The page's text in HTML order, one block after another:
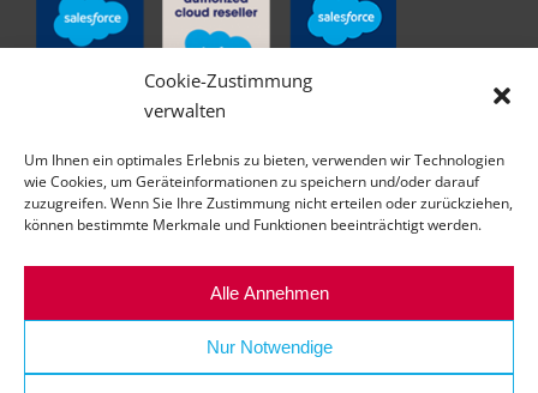
Cookie-Zustimmung
verwalten
Um Ihnen ein optimales Erlebnis zu bieten, verwenden wir Technologien
wie Cookies, um Geräteinformationen zu speichern und/oder darauf
zuzugreifen. Wenn Sie Ihre Zustimmung nicht erteilen oder zurückziehen,
können bestimmte Merkmale und Funktionen beeinträchtigt werden.
Alle Annehmen
Nur Notwendige